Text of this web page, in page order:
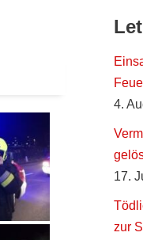
4.
17.
zur